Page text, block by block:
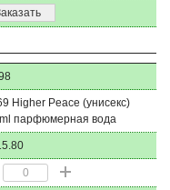
Higher Peace (унисекс)
парфюмерная вода